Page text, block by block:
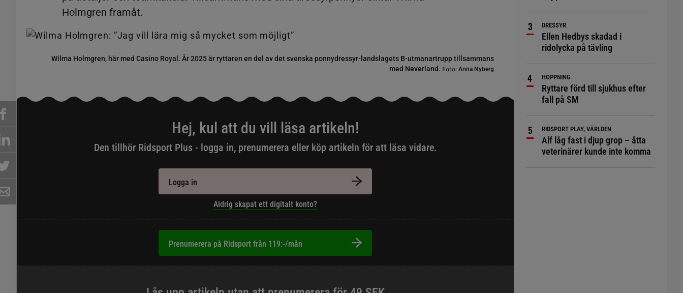
Holmgren framåt.
Wilma Holmgren, här med Casino Royal. År 2025 är ryttaren en del av det svenska ponnydressyr-landslagets B-utmanartrupp tillsammans
med Neverland. Foto: Anna Nyberg
Hej, kul att du vill läsa artikeln!
Den tillhör Ridsport Plus - logga in, prenumerera eller köp artikeln för att läsa vidare.
Logga in
Aldrig skapat ett digitalt konto?
Prenumerera på Ridsport från 119:-/mån
DRESSYR
Ellen Hedbys skadad i
ridolycka på tävling
HOPPNING
Ryttare förd till sjukhus efter
fall på SM
RIDSPORT PLAY, VÄRLDEN
Alf låg fast i djup grop – åtta
veterinärer kunde inte komma